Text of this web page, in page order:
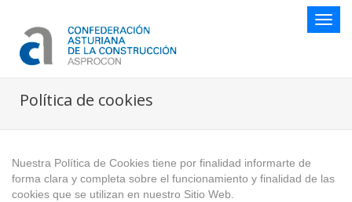
Botón
Política de cookies
Nuestra Política de Cookies tiene por finalidad informarte de
forma clara y completa sobre el funcionamiento y finalidad de las
cookies que se utilizan en nuestro Sitio Web.